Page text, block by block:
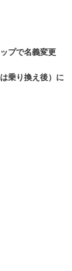
プで名義変更
乗り換え後）に